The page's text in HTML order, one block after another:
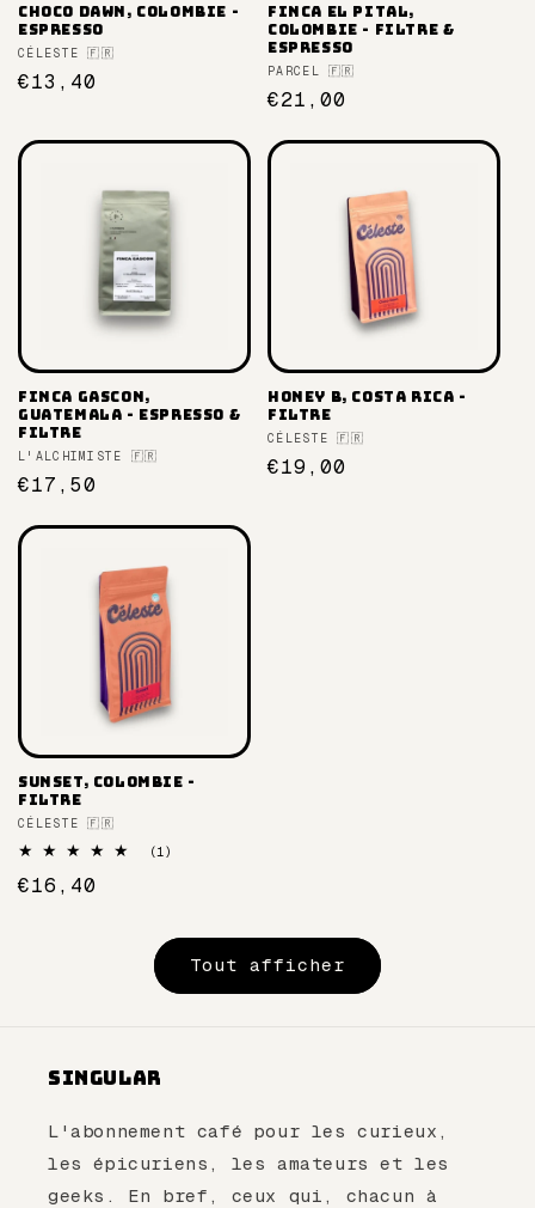
Choco Dawn, Colombie -
espresso
Fournisseur :
CÉLESTE 🇫🇷
Prix
€13,40
Finca El Pital,
Colombie - filtre &
espresso
Fournisseur :
PARCEL 🇫🇷
Prix
€21,00
Finca Gascon,
Guatemala - espresso &
filtre
Fournisseur :
L'ALCHIMISTE 🇫🇷
Prix
€17,50
Honey B, Costa Rica -
filtre
Fournisseur :
CÉLESTE 🇫🇷
Prix
€19,00
Sunset, Colombie -
filtre
Fournisseur :
CÉLESTE 🇫🇷
(1)
Prix
€16,40
Tout afficher
Singular
L'abonnement café pour les curieux,
les épicuriens, les amateurs et les
geeks. En bref, ceux qui, chacun à